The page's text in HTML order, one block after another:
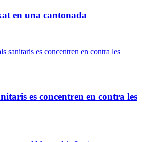
en una cantonada
es concentren en contra les